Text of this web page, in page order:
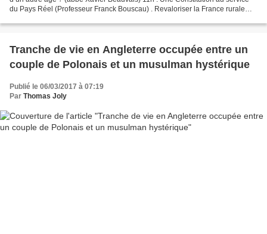
du Pays Réel (Professeur Franck Bouscau) . Revaloriser la France rurale
Tranche de vie en Angleterre occupée entre un
couple de Polonais et un musulman hystérique
Publié le 06/03/2017 à 07:19
Par Thomas Joly